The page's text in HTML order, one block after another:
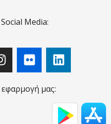
Media:
μας: